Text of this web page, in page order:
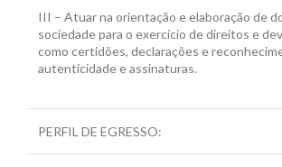
III – Atuar na orientação e elaboração de
sociedade para o exercício de direitos e
como certidões, declarações e
autenticidade e assinaturas.
PERFIL DE EGRESSO: